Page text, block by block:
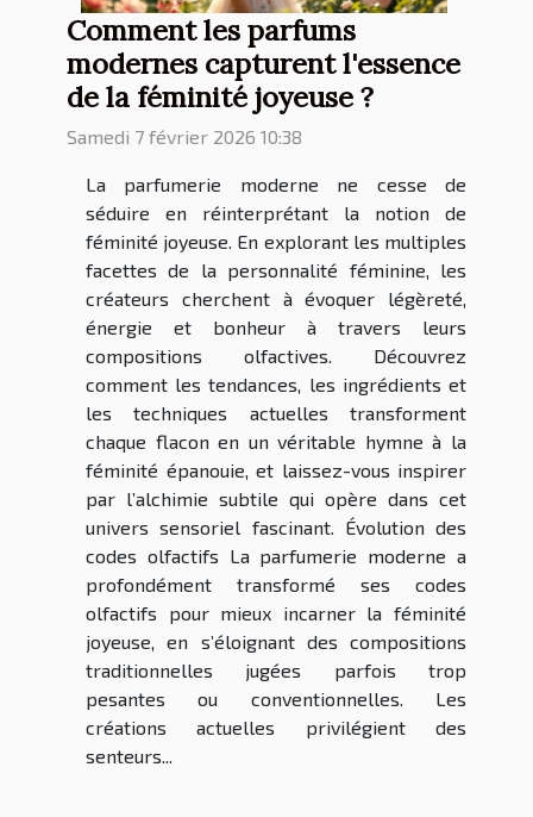
Comment les parfums
modernes capturent l'essence
de la féminité joyeuse ?
Samedi 7 février 2026 10:38
La parfumerie moderne ne cesse de
séduire en réinterprétant la notion de
féminité joyeuse. En explorant les multiples
facettes de la personnalité féminine, les
créateurs cherchent à évoquer légèreté,
énergie et bonheur à travers leurs
compositions olfactives. Découvrez
comment les tendances, les ingrédients et
les techniques actuelles transforment
chaque flacon en un véritable hymne à la
féminité épanouie, et laissez-vous inspirer
par l’alchimie subtile qui opère dans cet
univers sensoriel fascinant. Évolution des
codes olfactifs La parfumerie moderne a
profondément transformé ses codes
olfactifs pour mieux incarner la féminité
joyeuse, en s’éloignant des compositions
traditionnelles jugées parfois trop
pesantes ou conventionnelles. Les
créations actuelles privilégient des
senteurs...